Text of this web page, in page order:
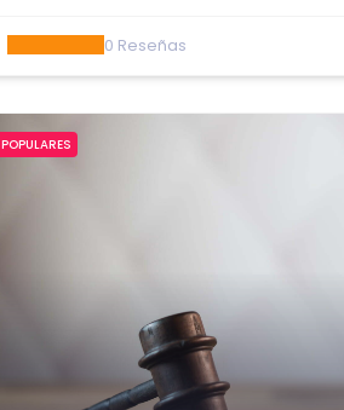
0 Reseñas
POPULARES